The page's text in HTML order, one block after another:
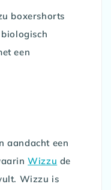
boxershorts
een
aandacht een
Wizzu de
Wizzu is